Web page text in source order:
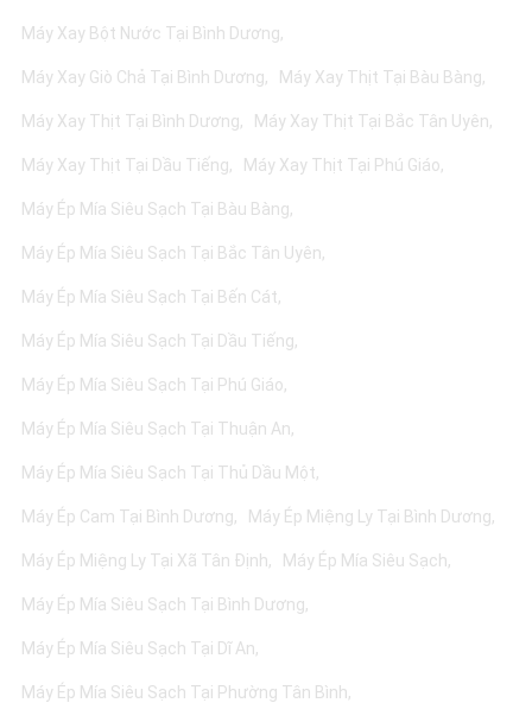
Máy Xay Bột Nước Tại Bình Dương
Máy Xay Giò Chả Tại Bình Dương Máy Xay Thịt Tại Bàu Bàng
Máy Xay Thịt Tại Bình Dương Máy Xay Thịt Tại Bắc Tân Uyên
Máy Xay Thịt Tại Dầu Tiếng Máy Xay Thịt Tại Phú Giáo
Máy Ép Mía Siêu Sạch Tại Bàu Bàng
Máy Ép Mía Siêu Sạch Tại Bắc Tân Uyên
Máy Ép Mía Siêu Sạch Tại Bến Cát
Máy Ép Mía Siêu Sạch Tại Dầu Tiếng
Máy Ép Mía Siêu Sạch Tại Phú Giáo
Máy Ép Mía Siêu Sạch Tại Thuận An
Máy Ép Mía Siêu Sạch Tại Thủ Dầu Một
Máy Ép Cam Tại Bình Dương Máy Ép Miệng Ly Tại Bình Dương
Máy Ép Miệng Ly Tại Xã Tân Định Máy Ép Mía Siêu Sạch
Máy Ép Mía Siêu Sạch Tại Bình Dương
Máy Ép Mía Siêu Sạch Tại Dĩ An
Máy Ép Mía Siêu Sạch Tại Phường Tân Bình